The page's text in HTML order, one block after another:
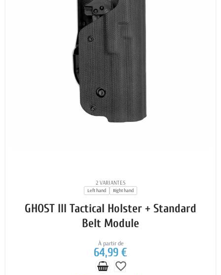
2 VARIANTES
Left hand Right hand
GHOST III Tactical Holster + Standard
Belt Module
À partir de
64,99 €
favorite_border